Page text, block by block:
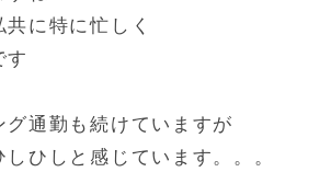
に特に忙しく
す
グ通勤も続けていますが
ひしと感じています。。。